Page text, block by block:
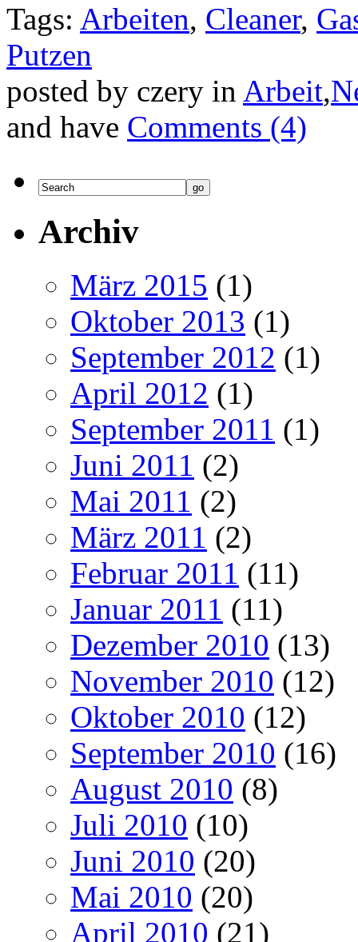
Tags: Arbeiten, Cleaner,
Putzen
posted by czery in Arbeit,
and have Comments (4)
Archiv
März 2015 (1)
Oktober 2013 (1)
September 2012 (1)
April 2012 (1)
September 2011 (1)
Juni 2011 (2)
Mai 2011 (2)
März 2011 (2)
Februar 2011 (11)
Januar 2011 (11)
Dezember 2010 (13)
November 2010 (12)
Oktober 2010 (12)
September 2010 (16)
August 2010 (8)
Juli 2010 (10)
Juni 2010 (20)
Mai 2010 (20)
April 2010 (21)